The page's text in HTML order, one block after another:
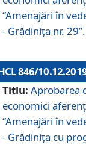
“Amenajări în
- Grădinița nr. 29”.
846/
Titlu: Aprobarea
economici
“Amenajări în
- Grădinița cu